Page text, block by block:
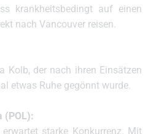
krankheitsbedingt auf einen
nach Vancouver reisen.
Kolb, der nach ihren Einsätzen
etwas Ruhe gegönnt wurde.
(POL):
starke Konkurrenz. Mit